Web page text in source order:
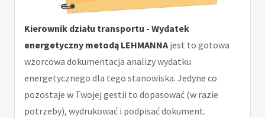
Kierownik działu transportu - Wydatek
energetyczny metodą LEHMANNA jest to gotowa
wzorcowa dokumentacja analizy wydatku
energetycznego dla tego stanowiska. Jedyne co
pozostaje w Twojej gestii to dopasować (w razie
potrzeby), wydrukować i podpisać dokument.